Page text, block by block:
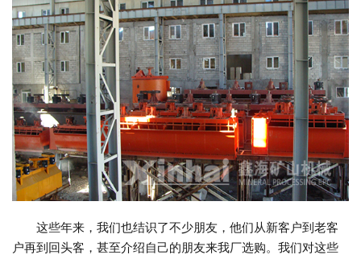
这些年来，我们也结识了不少朋友，他们从新客户到老客
户再到回头客，甚至介绍自己的朋友来我厂选购。我们对这些